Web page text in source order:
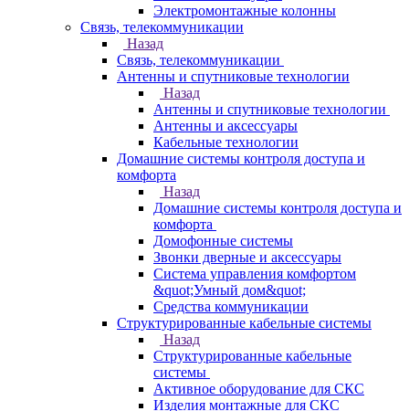
Электромонтажные колонны
Связь, телекоммуникации
Назад
Связь, телекоммуникации
Антенны и спутниковые технологии
Назад
Антенны и спутниковые технологии
Антенны и аксессуары
Кабельные технологии
Домашние системы контроля доступа и
комфорта
Назад
Домашние системы контроля доступа и
комфорта
Домофонные системы
Звонки дверные и аксессуары
Система управления комфортом
&quot;Умный дом&quot;
Средства коммуникации
Структурированные кабельные системы
Назад
Структурированные кабельные
системы
Активное оборудование для СКС
Изделия монтажные для СКС